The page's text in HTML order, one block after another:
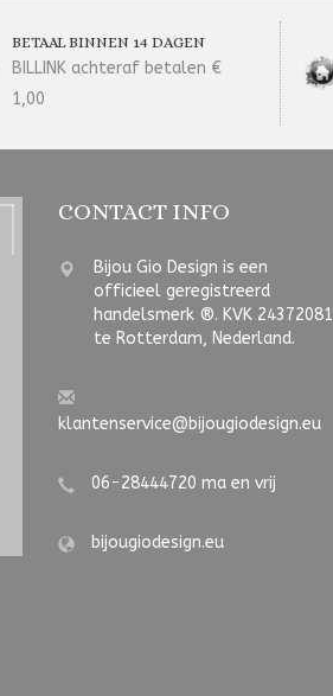
BETAAL BINNEN 14 DAGEN
BILLINK achteraf betalen €
1,00
CONTACT INFO
Bijou Gio Design is een
officieel geregistreerd
handelsmerk ®. KVK 24372081
te Rotterdam, Nederland.
klantenservice@bijougiodesign.eu
06-28444720 ma en vrij
bijougiodesign.eu